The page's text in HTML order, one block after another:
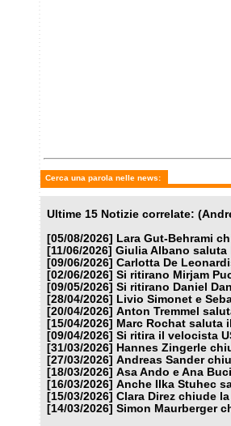
Cerca una parola nelle news:
Ultime 15 Notizie correlate:
[05/08/2026]
Lara Gut-Behrami
[11/06/2026] Giulia Albano saluta
[09/06/2026] Carlotta De
[02/06/2026] Si ritirano Mirjam
[09/05/2026] Si ritirano Daniel
[28/04/2026]
Livio Simonet e
[20/04/2026] Anton Tremmel
[15/04/2026] Marc Rochat saluta
[09/04/2026] Si ritira il velocista
[31/03/2026]
Hannes Zingerle
[27/03/2026] Andreas Sander
[18/03/2026] Asa Ando e Ana
[16/03/2026] Anche Ilka Stuhec
[15/03/2026] Clara Direz chiude
[14/03/2026] Simon Maurberger